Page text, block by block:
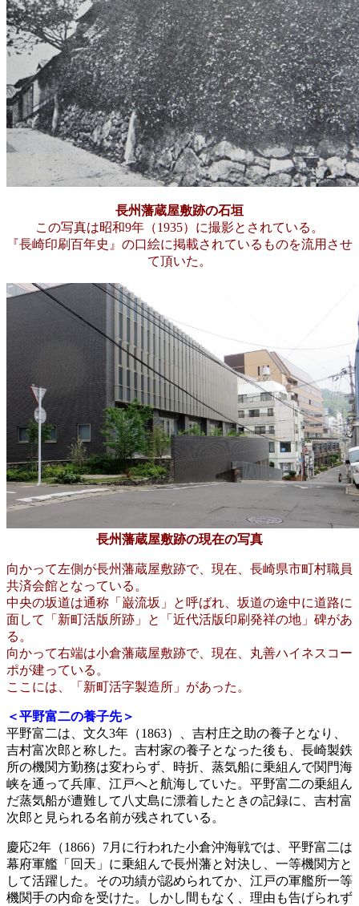
長州藩蔵屋敷跡の石垣
この写真は昭和9年（1935）に撮影とされている。
『長崎印刷百年史』の口絵に掲載されているものを流用させ
て頂いた。
長州藩蔵屋敷跡の現在の写真
向かって左側が長州藩蔵屋敷跡で、現在、長崎県市町村職員
共済会館となっている。
中央の坂道は通称「巌流坂」と呼ばれ、 坂道の途中に道路に
面して「新町活版所跡」と「近代活版印刷発祥の地」碑があ
る。
向かって右端は小倉藩蔵屋敷跡で、現在、丸善ハイネスコー
ポが建っている。
ここには、「新町活字製造所」があった。
＜平野富二の養子先＞
平野富二は、文久3年（1863）、吉村庄之助の養子となり、
吉村富次郎と称した。吉村家の養子となった後も、長崎製鉄
所の機関方勤務は変わらず、時折、蒸気船に乗組んで関門海
峡を通って兵庫、江戸へと航海していた。平野富二の乗組ん
だ蒸気船が遭難して八丈島に漂着したときの記録に、吉村富
次郎と見られる名前が残されている。
慶応2年（1866）7月に行われた小倉沖海戦では、平野富二は
幕府軍艦「回天」に乗組んで長州藩と対決し、一等機関方と
して活躍した。その功績が認められてか、江戸の軍艦所一等
機関手の内命を受けた。しかし間もなく、理由も告げられず